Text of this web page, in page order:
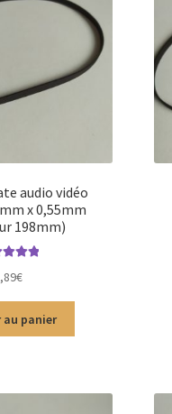
audio vidéo
x 0,55mm
198mm)
5
€
au panier